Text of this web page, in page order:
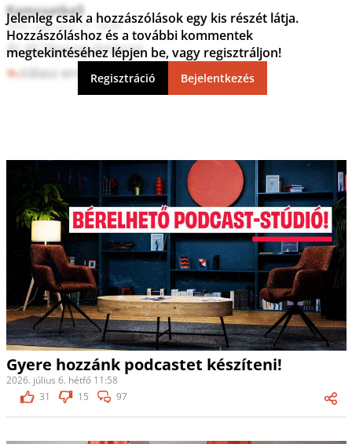
Kamcsatka5
2022. augusztus 31. 18:48
Át áll lőporgyártásra!
Válasz erre 0 0
Jelenleg csak a hozzászólások egy kis részét látja.
Hozzászóláshoz és a további kommentek
megtekintéséhez lépjen be, vagy regisztráljon!
Regisztráció Bejelentkezés
Gyere hozzánk podcastet készíteni!
2026. július 6. hétfő 11:58
31
15 97